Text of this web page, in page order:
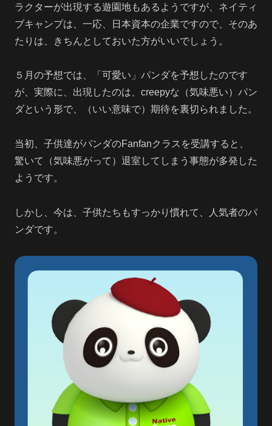
ラクターが出現する遊園地もあるようですが、ネイティ
ブキャンプは、一応、日本資本の企業ですので、そのあ
たりは、きちんとしておいた方がいいでしょう。
５月の予想では、「可愛い」パンダを予想したのです
が、実際に、出現したのは、creepyな（気味悪い）パン
ダという形で、（いい意味で）期待を裏切られました。
当初、子供達がパンダのFanfanクラスを受講すると、
驚いて（気味悪がって）退室してしまう事態が多発した
ようです。
しかし、今は、子供たちもすっかり慣れて、人気者のパ
ンダです。